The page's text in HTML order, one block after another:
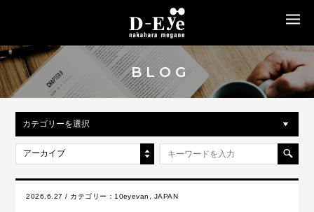
BLOG
カテゴリーを選択
アーカイブ
2026.6.27 / カテゴリー： 10eyevan JAPAN